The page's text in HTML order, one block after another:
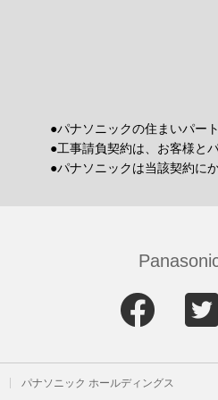
●パナソニックの住まいパー
●工事請負契約は、お客様と
●パナソニックは当該契約に
パナソニック ホールディングス